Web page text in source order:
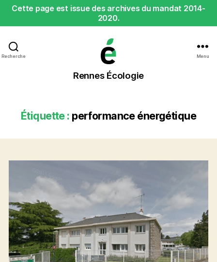
Cette page est issue des archives du mandat 2014-
2020.
Recherche
Rennes
Écologie
Rennes Écologie
Menu
Étiquette : performance énergétique